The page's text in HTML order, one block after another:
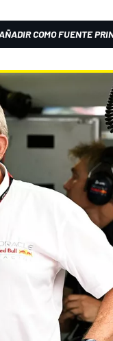
COMO FUENTE